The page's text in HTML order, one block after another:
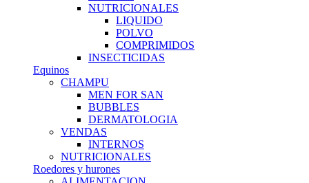
NUTRICIONALES
LIQUIDO
POLVO
COMPRIMIDOS
INSECTICIDAS
Equinos
CHAMPU
MEN FOR SAN
BUBBLES
DERMATOLOGIA
VENDAS
INTERNOS
NUTRICIONALES
Roedores y hurones